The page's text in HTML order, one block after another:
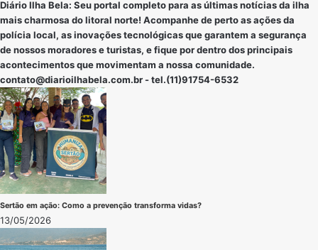
Diário Ilha Bela: Seu portal completo para as últimas notícias da ilha
mais charmosa do litoral norte! Acompanhe de perto as ações da
polícia local, as inovações tecnológicas que garantem a segurança
de nossos moradores e turistas, e fique por dentro dos principais
acontecimentos que movimentam a nossa comunidade.
contato@diarioilhabela.com.br - tel.(11)91754-6532
Sertão em ação: Como a prevenção transforma vidas?
13/05/2026